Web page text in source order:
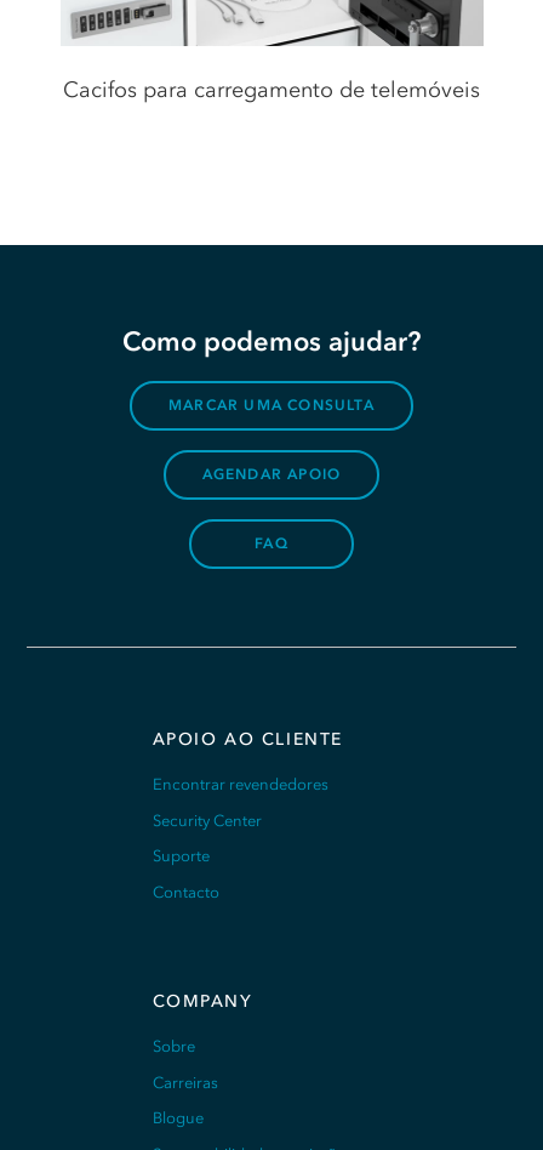
Cacifos para carregamento de telemóveis
Como podemos ajudar?
MARCAR UMA CONSULTA
AGENDAR APOIO
FAQ
APOIO AO CLIENTE
Encontrar revendedores
Security Center
Suporte
Contacto
COMPANY
Sobre
Carreiras
Blogue